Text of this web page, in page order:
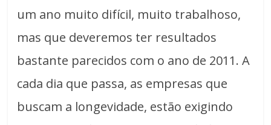
um ano muito difícil, muito trabalhoso,
mas que deveremos ter resultados
bastante parecidos com o ano de 2011. A
cada dia que passa, as empresas que
buscam a longevidade, estão exigindo